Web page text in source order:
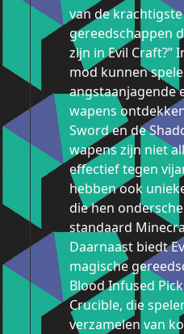
van de
gereedschappen
zijn in Evil Craft?”
mod kunnen
angstaanjagende
wapens
Sword en de
wapens zijn niet
effectief tegen
hebben ook
die hen
standaard
Daarnaast biedt
magische
Blood Infused
Crucible, die
verzamelen van